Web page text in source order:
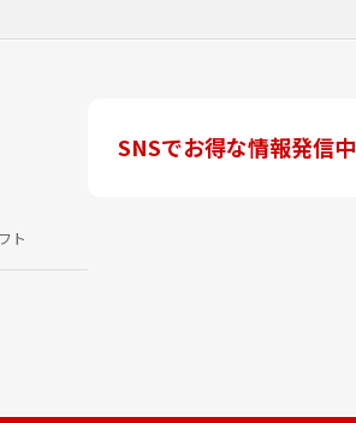
ト
SNSでお得な情報発信中